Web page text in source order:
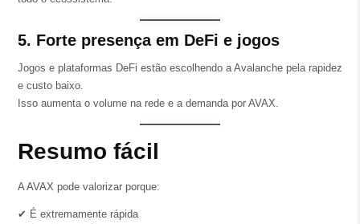
5. Forte presença em DeFi e jogos
Jogos e plataformas DeFi estão escolhendo a Avalanche pela rapidez
e custo baixo.
Isso aumenta o volume na rede e a demanda por AVAX.
Resumo fácil
A AVAX pode valorizar porque:
✔ É extremamente rápida